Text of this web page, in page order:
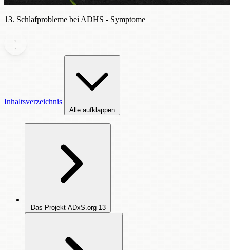
13. Schlafprobleme bei ADHS - Symptome
Inhaltsverzeichnis
Alle aufklappen
Das Projekt ADxS.org 13